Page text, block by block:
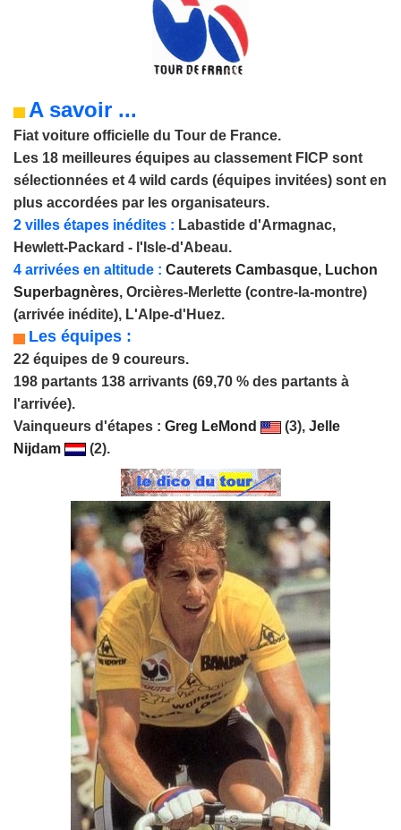
A savoir ...
Fiat voiture officielle du Tour de France.
Les 18 meilleures équipes au classement FICP sont
sélectionnées et 4 wild cards (équipes invitées) sont en
plus accordées par les organisateurs.
2 villes étapes inédites : Labastide d'Armagnac,
Hewlett-Packard - l'Isle-d'Abeau.
4 arrivées en altitude : Cauterets Cambasque, Luchon
Superbagnères, Orcières-Merlette (contre-la-montre)
(arrivée inédite), L'Alpe-d'Huez.
Les équipes :
22 équipes de 9 coureurs.
198 partants 138 arrivants (69,70 % des partants à
l'arrivée).
Vainqueurs d'étapes : Greg LeMond (3), Jelle
Nijdam
(2).